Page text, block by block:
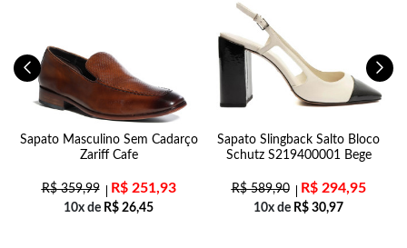
Sapato Masculino Sem Cadarço
Zariff Cafe
R$359,99 R$251,93
10x de R$ 26,45
Sapato Slingback Salto Bloco
Schutz S219400001 Bege
R$589,90 R$294,95
10x de R$ 30,97